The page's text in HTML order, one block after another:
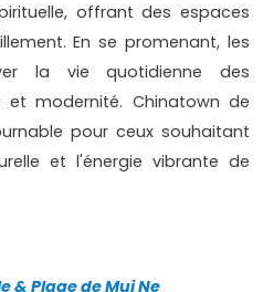
offrant des espaces
En se promenant, les
la vie quotidienne des
modernité. Chinatown de
pour ceux souhaitant
et l'énergie vibrante de
& Plage de Mui Ne